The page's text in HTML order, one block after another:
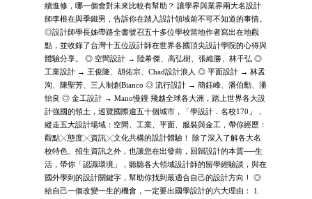
續進修，哪一個會對未來比較有幫助？ 讓學界與業界兩大名設計
師李根在與季鐵男，告訴你在踏入設計領域前不可不知道的事情。
◎設計師學長姊帶路全書號召五十多位學校當地作者寫出在地觀
點，並收錄了台灣十五位設計師在世界各國頂尖設計學院的心得與
體驗分享。 ◎ 空間設計 → 陸希傑、高弘樹、張維勝、林千弘 ◎
工業設計 → 王俊隆、胡佑宗、Chad設計浪人 ◎ 平面設計 → 林孟
洵、陳聖芳、三人制創Bianco ◎ 流行設計 → 簡鈺峰、潘伯勳、潘
怡良 ◎ 金工設計 → Mano慢鏝 飛越全球各大洲，踏上世界各大設
計強國的領土，巡覽國際逾五十個城市，「學設計．名校170」，
縱走五大設計場域：空間、工業、平面、服裝與金工，帶你經歷：
觀點╳態度╳資訊╳文化共構的設計體驗！ 除了深入了解各大名
校特色、招生資訊之外，也讓您在出發前，回歸設計的本質──生
活，帶你「認識環境」，聽聽各大領域設計師的留學經驗談，與在
國外學到的設計關鍵字，幫助你找到最適合自己的設計方向！ ◎
給自己一個改變一生的機會，一定要出國學設計的六大理由： 1.